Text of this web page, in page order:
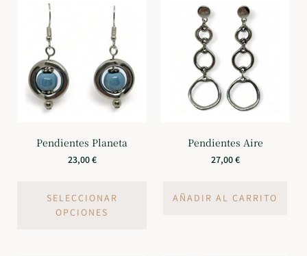
Pendientes Planeta
23,00€
SELECCIONAR
OPCIONES
Pendientes Aire
27,00€
AÑADIR AL CARRITO